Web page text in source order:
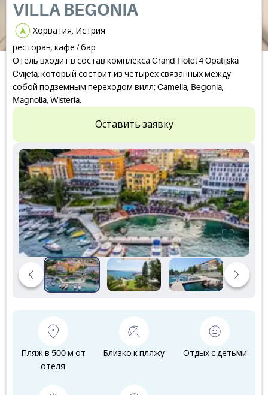
VILLA BEGONIA
Хорватия, Истрия
ресторан; кафе / бар
Отель входит в состав комплекса Grand Hotel 4 Opatijska
Cvijeta, который состоит из четырех связанных между
собой подземным переходом вилл: Camelia, Begonia,
Magnolia, Wisteria.
Оставить заявку
Пляж в 500 м от
отеля
Близко к пляжу Отдых с детьми